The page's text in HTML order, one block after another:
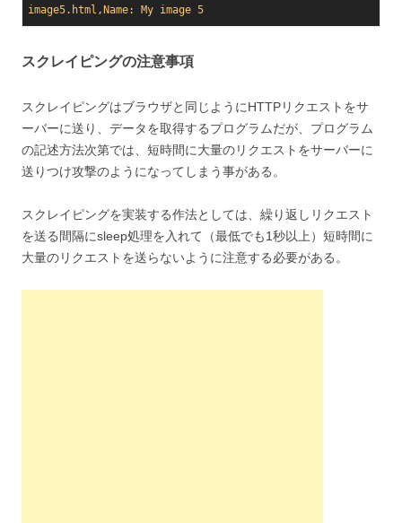
image5.html,Name: My image 5
スクレイピングの注意事項
スクレイピングはブラウザと同じようにHTTPリクエストをサ
ーバーに送り、データを取得するプログラムだが、プログラム
の記述方法次第では、短時間に大量のリクエストをサーバーに
送りつけ攻撃のようになってしまう事がある。
スクレイピングを実装する作法としては、繰り返しリクエスト
を送る間隔にsleep処理を入れて（最低でも1秒以上）短時間に
大量のリクエストを送らないように注意する必要がある。